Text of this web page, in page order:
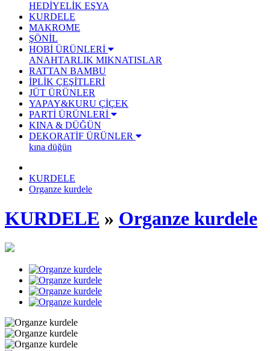
HEDİYELİK EŞYA
KURDELE
MAKROME
ŞÖNİL
HOBİ ÜRÜNLERİ
ANAHTARLIK MIKNATISLAR
RATTAN BAMBU
İPLİK ÇEŞİTLERİ
JÜT ÜRÜNLER
YAPAY&KURU ÇİÇEK
PARTİ ÜRÜNLERİ
KINA & DÜĞÜN
DEKORATİF ÜRÜNLER
kına düğün
KURDELE
Organze kurdele
KURDELE » Organze kurdele